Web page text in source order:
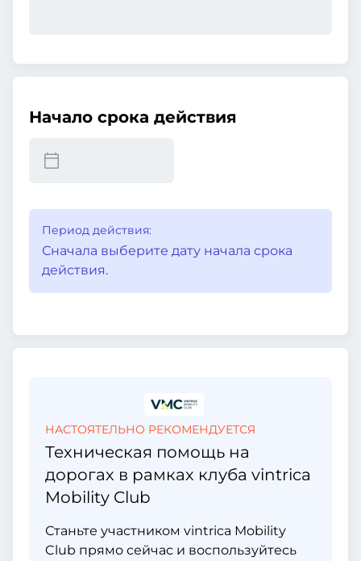
Начало срока действия
Период действия:
Сначала выберите дату начала срока
действия.
НАСТОЯТЕЛЬНО РЕКОМЕНДУЕТСЯ
Техническая помощь на
дорогах в рамках клуба vintrica
Mobility Club
Станьте участником vintrica Mobility
Club прямо сейчас и воспользуйтесь